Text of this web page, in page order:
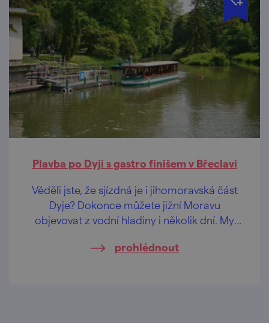
Plavba po Dyji s gastro finišem v Břeclavi
Věděli jste, že sjízdná je i jihomoravská část
Dyje? Dokonce můžete jižní Moravu
objevovat z vodní hladiny i několik dní. My
Břeclavi, kde budete finišovat parádními
prohlédnout